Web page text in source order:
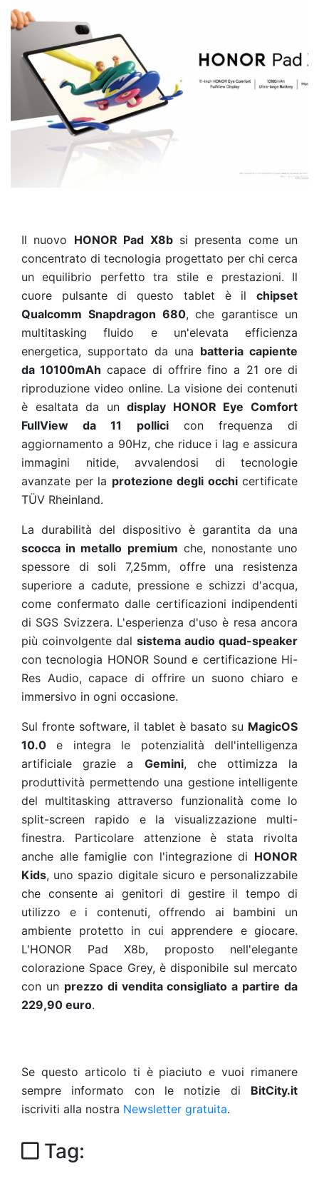
Il nuovo HONOR Pad X8bsi presenta come un
concentrato di tecnologia progettato per chi cerca
un equilibrio perfetto tra stile e prestazioni. Il
cuore pulsante di questo tablet è il chipset
Qualcomm Snapdragon 680, che garantisce un
multitasking fluido e un'elevata efficienza
energetica, supportato da una batteria capiente
da 10100mAh capace di offrire fino a 21 ore di
riproduzione video online. La visione dei contenuti
è esaltata da undisplay HONOR Eye Comfort
FullView da 11 pollicicon frequenza di
aggiornamento a 90Hz, che riduce i lag e assicura
immagini nitide, avvalendosi di tecnologie
avanzate per la protezione degli occhicertificate
TÜV Rheinland.
La durabilità del dispositivo è garantita da una
scocca in metallo premium che, nonostante uno
spessore di soli 7,25mm, offre una resistenza
superiore a cadute, pressione e schizzi d'acqua,
come confermato dalle certificazioni indipendenti
di SGS Svizzera. L'esperienza d'uso è resa ancora
più coinvolgente dal sistema audio quad-speaker
con tecnologia HONOR Sound e certificazione Hi-
Res Audio, capace di offrire un suono chiaro e
immersivo in ogni occasione.
Sul fronte software, il tablet è basato su MagicOS
10.0 e integra le potenzialità dell'intelligenza
artificiale grazie a Gemini, che ottimizza la
produttività permettendo una gestione intelligente
del multitasking attraverso funzionalità come lo
split-screen rapido e la visualizzazione multi-
finestra. Particolare attenzione è stata rivolta
anche alle famiglie con l'integrazione di HONOR
Kids, uno spazio digitale sicuro e personalizzabile
che consente ai genitori di gestire il tempo di
utilizzo e i contenuti, offrendo ai bambini un
ambiente protetto in cui apprendere e giocare.
L'HONOR Pad X8b, proposto nell'elegante
colorazione Space Grey, è disponibile sul mercato
con un prezzo di vendita consigliato a partire da
229,90 euro.
Se questo articolo ti è piaciuto e vuoi rimanere
sempre informato con le notizie di BitCity.it
iscriviti alla nostra Newsletter gratuita.
Tag: